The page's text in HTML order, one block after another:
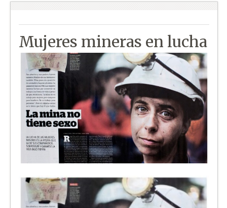
Mujeres mineras en lucha